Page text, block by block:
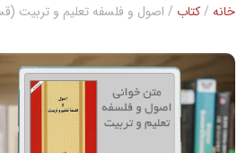
خانه /کتاب / اصول و فلسفه تعلیم و تربیت